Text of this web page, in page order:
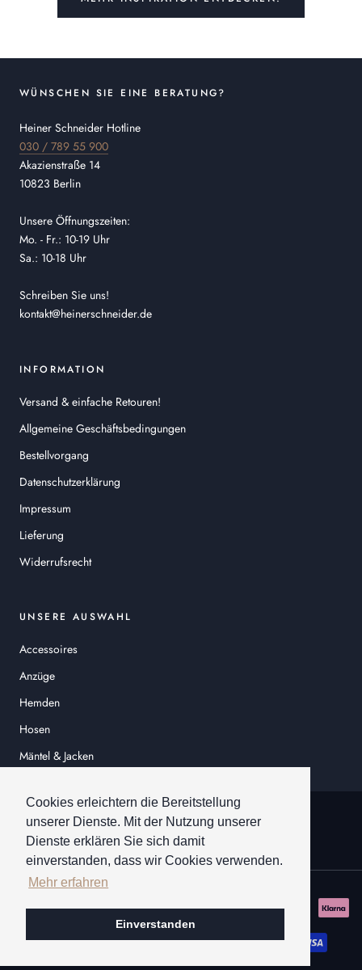
Cookies erleichtern die Bereitstellung
unserer Dienste. Mit der Nutzung unserer
Dienste erklären Sie sich damit
einverstanden, dass wir Cookies verwenden.
Mehr erfahren
Einverstanden
WÜNSCHEN SIE EINE BERATUNG?
Heiner Schneider Hotline
030 / 789 55 900
Akazienstraße 14
10823 Berlin
Unsere Öffnungszeiten:
Mo. - Fr.: 10-19 Uhr
Sa.: 10-18 Uhr
Schreiben Sie uns!
kontakt@heinerschneider.de
INFORMATION
Versand & einfache Retouren!
Allgemeine Geschäftsbedingungen
Bestellvorgang
Datenschutzerklärung
Impressum
Lieferung
Widerrufsrecht
UNSERE AUSWAHL
Accessoires
Anzüge
Hemden
Hosen
Mäntel & Jacken
© HEINER SCHNEIDER